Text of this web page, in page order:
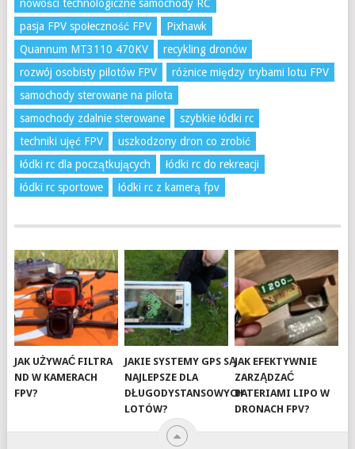
nowości technologiczne samochody RC
pasja FPV społeczność FPV
Pixhawk
Quannum MT3110 470KV
recykling dronów
rozwój osobisty pilotów FPV
różnice między trybami lotu FPV
samochody sterowane na pilota
samochody zdalnie sterowane
szybkie łódki rc
techniki ujęć FPV
uszkodzony dron co zrobić
łódki rc dla początkujących
łódki rc do rekreacji
łódki rc sportowe
łódki rc z kamerą fpv
JAK UŻYWAĆ FILTRA
ND W KAMERACH
FPV?
JAKIE SYSTEMY GPS SĄ
NAJLEPSZE DLA
DŁUGODYSTANSOWYCH
LOTÓW?
JAK EFEKTYWNIE
ZARZĄDZAĆ
BATERIAMI LIPO W
DRONACH FPV?